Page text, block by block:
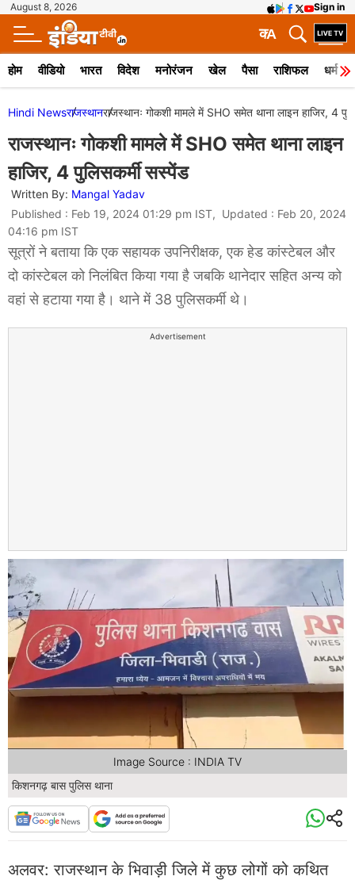
August 8, 2026 Sign in
A
क
होम वीडियो भारत विदेश मनोरंजन खेल पैसा राशिफल धर्म
Hindi Newsराजस्थानराजस्थानः गोकशी मामले में SHO समेत थाना लाइन हाजिर, 4
राजस्थानः गोकशी मामले में SHO समेत थाना लाइन
हाजिर, 4 पुलिसकर्मी सस्पेंड
Written By: Mangal Yadav
Published : Feb 19, 2024 01:29 pm IST, Updated : Feb 20, 2024
04:16 pm IST
सूत्रों ने बताया कि एक सहायक उपनिरीक्षक, एक हेड कांस्टेबल और
दो कांस्टेबल को निलंबित किया गया है जबकि थानेदार सहित अन्य को
वहां से हटाया गया है। थाने में 38 पुलिसकर्मी थे।
Advertisement
किशनगढ़ बास पुलिस थाना
Image Source : INDIA TV
अलवर: राजस्थान के भिवाड़ी जिले में कुछ लोगों को कथित